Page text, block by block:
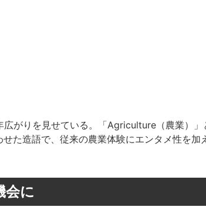
広がりを見せている。「Agriculture（農業）
た造語で、従来の農業体験にエンタメ性を加
会に